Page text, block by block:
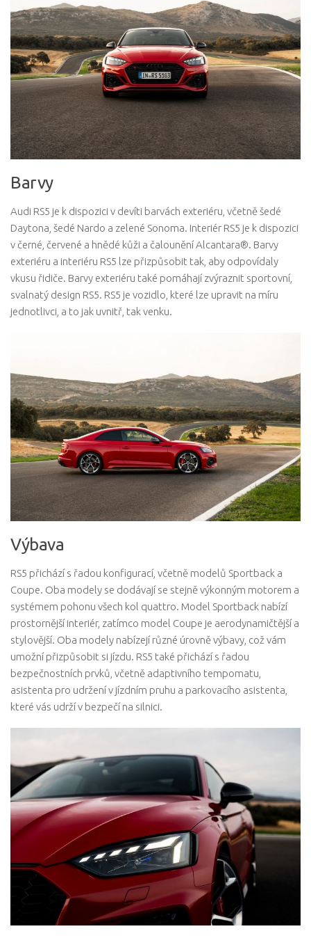
Barvy
Audi RS5 je k dispozici v devíti barvách exteriéru, včetně šedé
Daytona, šedé Nardo a zelené Sonoma. Interiér RS5 je k dispozici
v černé, červené a hnědé kůži a čalounění Alcantara®. Barvy
exteriéru a interiéru RS5 lze přizpůsobit tak, aby odpovídaly
vkusu řidiče. Barvy exteriéru také pomáhají zvýraznit sportovní,
svalnatý design RS5. RS5 je vozidlo, které lze upravit na míru
jednotlivci, a to jak uvnitř, tak venku.
Výbava
RS5 přichází s řadou konfigurací, včetně modelů Sportback a
Coupe. Oba modely se dodávají se stejně výkonným motorem a
systémem pohonu všech kol quattro. Model Sportback nabízí
prostornější interiér, zatímco model Coupe je aerodynamičtější a
stylovější. Oba modely nabízejí různé úrovně výbavy, což vám
umožní přizpůsobit si jízdu. RS5 také přichází s řadou
bezpečnostních prvků, včetně adaptivního tempomatu,
asistenta pro udržení v jízdním pruhu a parkovacího asistenta,
které vás udrží v bezpečí na silnici.